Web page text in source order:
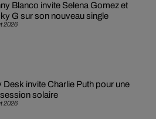
2026
Blanco invite Selena Gomez et
G sur son nouveau single
2026
Desk invite Charlie Puth pour une
solaire